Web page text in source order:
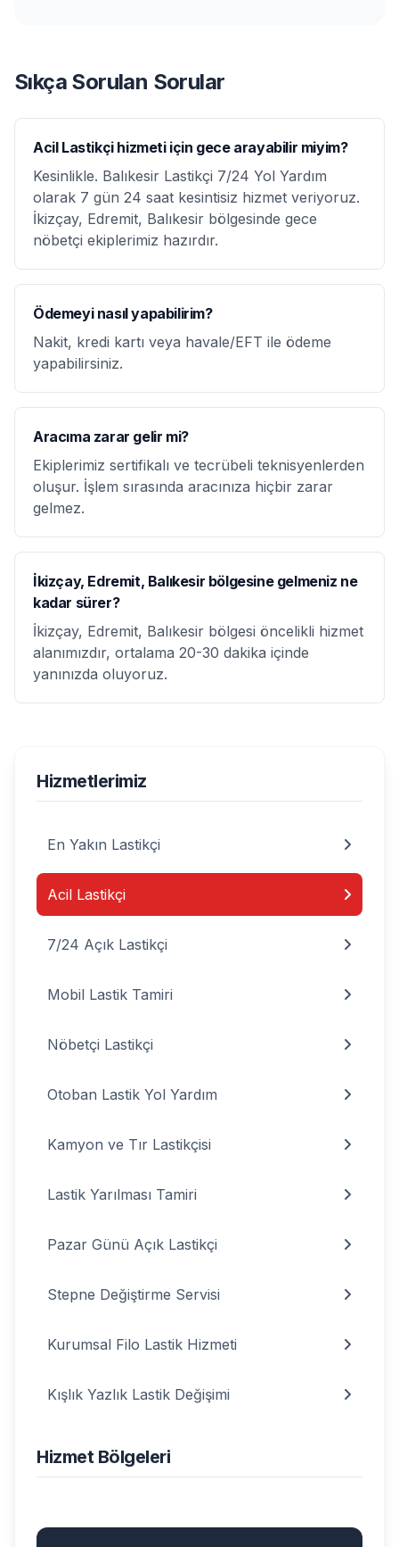
Sıkça Sorulan Sorular
Acil Lastikçi hizmeti için gece arayabilir miyim?
Kesinlikle. Balıkesir Lastikçi 7/24 Yol Yardım
olarak 7 gün 24 saat kesintisiz hizmet veriyoruz.
İkizçay, Edremit, Balıkesir bölgesinde gece
nöbetçi ekiplerimiz hazırdır.
Ödemeyi nasıl yapabilirim?
Nakit, kredi kartı veya havale/EFT ile ödeme
yapabilirsiniz.
Aracıma zarar gelir mi?
Ekiplerimiz sertifikalı ve tecrübeli teknisyenlerden
oluşur. İşlem sırasında aracınıza hiçbir zarar
gelmez.
İkizçay, Edremit, Balıkesir bölgesine gelmeniz ne
kadar sürer?
İkizçay, Edremit, Balıkesir bölgesi öncelikli hizmet
alanımızdır, ortalama 20-30 dakika içinde
yanınızda oluyoruz.
Hizmetlerimiz
En Yakın Lastikçi
Acil Lastikçi
7/24 Açık Lastikçi
Mobil Lastik Tamiri
Nöbetçi Lastikçi
Otoban Lastik Yol Yardım
Kamyon ve Tır Lastikçisi
Lastik Yarılması Tamiri
Pazar Günü Açık Lastikçi
Stepne Değiştirme Servisi
Kurumsal Filo Lastik Hizmeti
Kışlık Yazlık Lastik Değişimi
Hizmet Bölgeleri